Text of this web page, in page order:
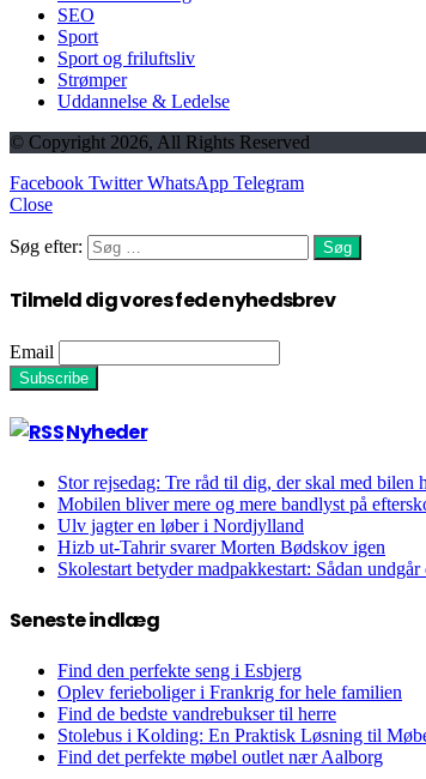
SEO
Sport
Sport og friluftsliv
Strømper
Uddannelse & Ledelse
© Copyright 2026, All Rights Reserved
Facebook Twitter WhatsApp Telegram
Close
Søg efter:
Tilmeld dig vores fede nyhedsbrev
Email
Nyheder
Stor rejsedag: Tre råd til dig, der skal med bilen
Mobilen bliver mere og mere bandlyst på
Ulv jagter en løber i Nordjylland
Hizb ut-Tahrir svarer Morten Bødskov igen
Skolestart betyder madpakkestart: Sådan
Seneste indlæg
Find den perfekte seng i Esbjerg
Oplev ferieboliger i Frankrig for hele familien
Find de bedste vandrebukser til herre
Stolebus i Kolding: En Praktisk Løsning til
Find det perfekte møbel outlet nær Aalborg